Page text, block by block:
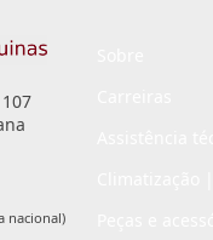
nacional)